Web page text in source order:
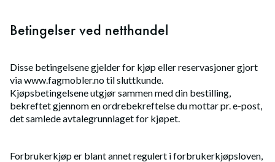
Betingelser ved netthandel
Disse betingelsene gjelder for kjøp eller reservasjoner gjort
via www.fagmobler.no til sluttkunde.
Kjøpsbetingelsene utgjør sammen med din bestilling,
bekreftet gjennom en ordrebekreftelse du mottar pr. e-post,
det samlede avtalegrunnlaget for kjøpet.
Forbrukerkjøp er blant annet regulert i forbrukerkjøpsloven,